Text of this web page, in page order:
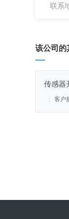
联系
该公司的
传感器
客户